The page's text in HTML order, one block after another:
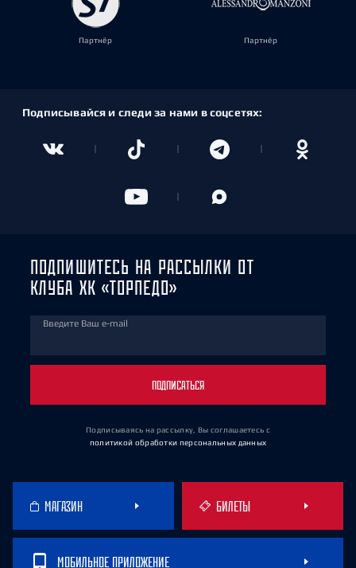
Партнёр Партнёр
Подписывайся и следи за нами в соцсетях:
ПОДПИШИТЕСЬ НА РАССЫЛКИ ОТ
КЛУБА ХК «ТОРПЕДО»
Введите Ваш e-mail
ПОДПИСАТЬСЯ
Подписываясь на рассылку, Вы соглашаетесь с
политикой обработки персональных данных
МАГАЗИН БИЛЕТЫ
МОБИЛЬНОЕ ПРИЛОЖЕНИЕ